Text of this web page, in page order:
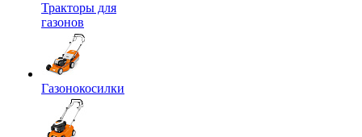
Тракторы для
газонов
Газонокосилки